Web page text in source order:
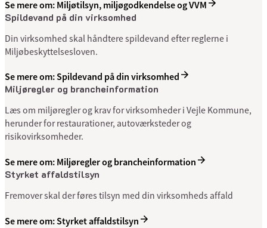
Se mere om: Miljøtilsyn, miljøgodkendelse og VVM
Spildevand på din virksomhed
Din virksomhed skal håndtere spildevand efter reglerne i
Miljøbeskyttelsesloven.
Se mere om: Spildevand på din virksomhed
Miljøregler og brancheinformation
Læs om miljøregler og krav for virksomheder i Vejle Kommune,
herunder for restaurationer, autoværksteder og
risikovirksomheder.
Se mere om: Miljøregler og brancheinformation
Styrket affaldstilsyn
Fremover skal der føres tilsyn med din virksomheds affald
Se mere om: Styrket affaldstilsyn